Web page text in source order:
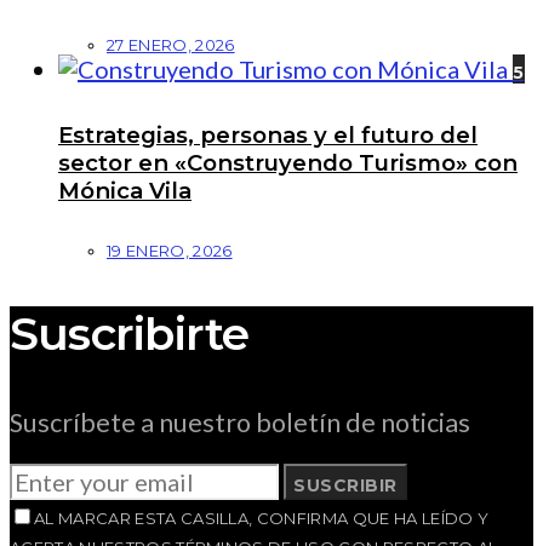
27 ENERO, 2026
5
Estrategias, personas y el futuro del
sector en «Construyendo Turismo» con
Mónica Vila
19 ENERO, 2026
Suscribirte
Suscríbete a nuestro boletín de noticias
SUSCRIBIR
AL MARCAR ESTA CASILLA, CONFIRMA QUE HA LEÍDO Y